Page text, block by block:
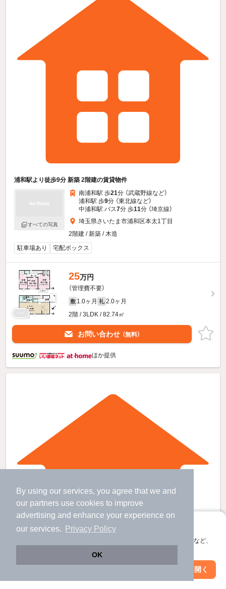
By using our services, you agree that we and
our partners use cookies to improve
advertising and enhance your experience on
our services.
Privacy Policy
OK
アプリに切り替えて、サクサクお部屋探し
会員登録なしですぐ使える。マップ検索やお気に入り保存など、
アプリを開く
浦和駅より徒歩9分 新築 2階建の賃貸物件
すべての写真
南浦和駅 歩21分 （武蔵野線など）
浦和駅 歩9分 （東北線など）
中浦和駅 バス7分 歩11分 （埼京線）
埼玉県さいたま市浦和区本太1丁目
2階建 / 新築 / 木造
駐車場あり
宅配ボックス
25万円
（管理費不要）
敷 1.0ヶ月 礼 2.0ヶ月
2階 / 3LDK / 82.74㎡
お問い合わせ （無料）
ほか提供
絞り込み条件を変更